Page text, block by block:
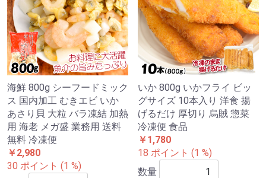
海鮮 800g シーフードミック
ス 国内加工 むきエビ いか
あさり貝 大粒 バラ凍結 加熱
用 海老 メガ盛 業務用 送料
無料 冷凍便
￥2,980
30 ポイント (1 %)
いか 800g いかフライ ビッ
グサイズ 10本入り 洋食 揚
げるだけ 厚切り 烏賊 惣菜
冷凍便 食品
￥1,780
18 ポイント (1 %)
数量